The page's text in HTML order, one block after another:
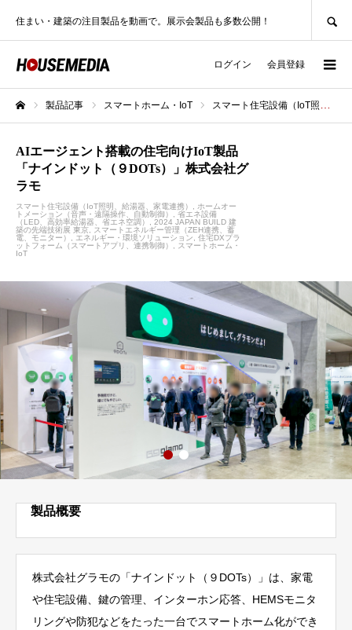
住まい・建築の注目製品を動画で。展示会製品も多数公開！
ログイン 会員登録
製品記事 スマートホーム・IoT スマート住宅設備（IoT照明、給湯器、家電連携）
AIエージェント搭載の住宅向けIoT製品
「ナインドット（９DOTs）」株式会社グ
ラモ
スマート住宅設備（IoT照明、給湯器、家電連携）
ホームオー
トメーション（音声・遠隔操作、自動制御）
省エネ設備
（LED、高効率給湯器、省エネ空調）
2024 JAPAN BUILD 建
築の先端技術展 東京
スマートエネルギー管理（ZEH連携、蓄
電、モニター）
エネルギー・環境ソリューション
住宅DXプラ
ットフォーム（スマートアプリ、連携制御）
スマートホーム・
IoT
製品概要
株式会社グラモの「ナインドット（９DOTs）」は、家電
や住宅設備、鍵の管理、インターホン応答、HEMSモニタ
リングや防犯などをたった一台でスマートホーム化ができ